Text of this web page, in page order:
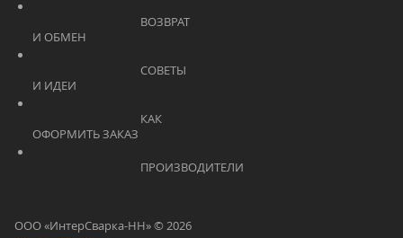
ООО «ИнтерСварка-НН» © 2026